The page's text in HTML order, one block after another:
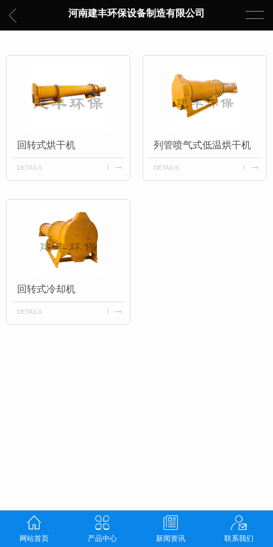
河南建丰环保设备制造有限公司
回转式烘干机
DETAILS
列管喷气式低温烘干机
DETAILS
回转式冷却机
DETAILS
网站首页 产品中心 新闻资讯 联系我们